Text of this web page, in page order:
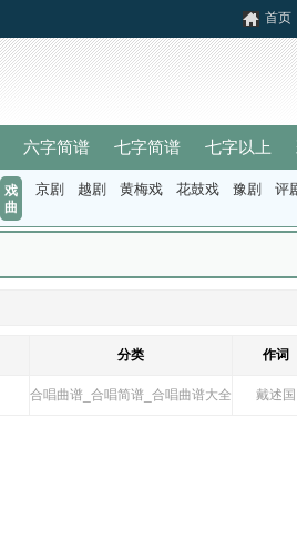
首页
六字简谱 七字简谱 七字以上
戏
曲
京剧 越剧 黄梅戏 花鼓戏 豫剧 评
分类 作词
合唱曲谱_合唱简谱_合唱曲谱大全 戴述国